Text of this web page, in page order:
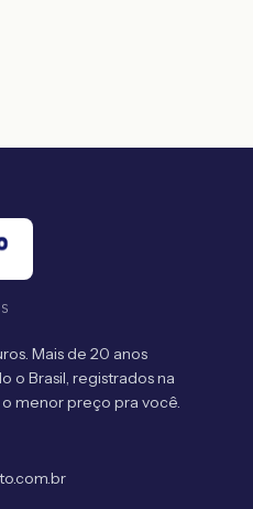
Mais de 20 anos
o Brasil, registrados na
menor preço pra você.